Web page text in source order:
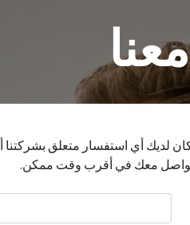
كان لديك أي استفسار متعلق بشركتنا
معك في أقرب وقت ممكن.